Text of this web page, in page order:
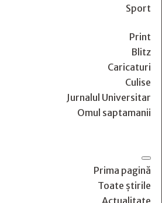
Sport
Print
Blitz
Caricaturi
Culise
Jurnalul Universitar
Omul saptamanii
Prima pagină
Toate știrile
Actualitate